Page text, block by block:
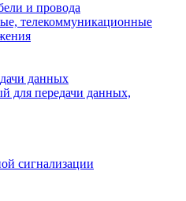
и провода
телекоммуникационные
данных
для передачи данных,
сигнализации